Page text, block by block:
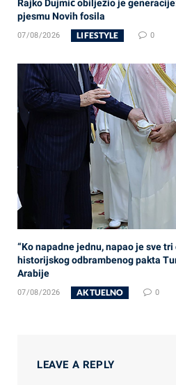
Rajko Dujmić obilježio je
pjesmu Novih fosila
07/08/2026 LIFESTYLE 0
“Ko napadne jednu, napao je sve
historijskog odbrambenog pakta
Arabije
07/08/2026 AKTUELNO 0
LEAVE A REPLY